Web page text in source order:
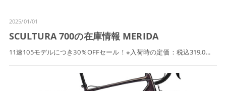
2025/01/01
SCULTURA 700の在庫情報 MERIDA
11速105モデルにつき30％OFFセール！※入荷時の定価：税込319,0...